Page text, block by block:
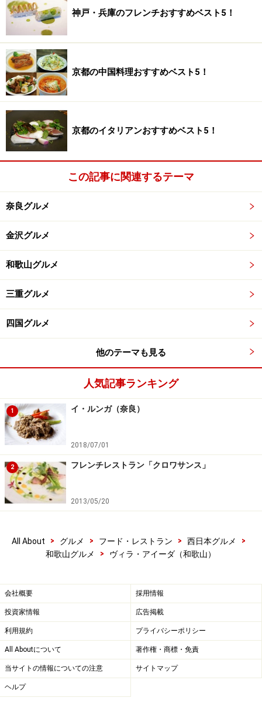
店の裏にある自家農園
「ヴィラ・アイーダ」では、自家栽培の野菜やハーブを
始め、契約農家打田町宮楠さんの野菜など、「地産地
消」をコンセプトに、田舎町で愉しむ郷土料理（＝真の
イタリアン）を、和歌山という地で、再現されていま
す。
自家菜園で採れるオ
リーブ
ています。
最近は、山形の「アル・ケッチァーノ」を始め、地方だ
からこそ描き出すことの出来る「地産地消」の地元イタ
ンとは郷土料理にある」という良い意味での原点回帰な
のでしょう。日本のイタリアン・シーンも、本場イタリ
ア料理の模倣時代から、いよいよ次世代イタリアン（＝
郷土料理）に転換しつつある、実に素晴らしい流れとい
えますね。
どれも凝ったインテリア
ばかり
テーブルを華やかに演出する
小物達
窓からの日差しが心地良い
テーブル席
白を基調とした内装が落ち
次ページでは、野菜満載のコース料理を御紹介します
※記事内容は執筆時点のものです。最新の内容をご確認くださ
次のページへ
神戸・兵庫のフレンチおすすめベスト5！
京都の中国料理おすすめベスト5！
京都のイタリアンおすすめベスト5！
この記事に関連するテーマ
奈良グルメ
金沢グルメ
和歌山グルメ
三重グルメ
四国グルメ
他のテーマも見る
人気記事ランキング
1 イ・ルンガ（奈良）
2018/07/01
2 フレンチレストラン「クロワサンス」
2013/05/20
All About > グルメ > フード・レストラン > 西日本グルメ
>
和歌山グルメ
> ヴィラ・アイーダ（和歌山）
会社概要 採用情報
投資家情報 広告掲載
利用規約 プライバシーポリシー
All Aboutについて 著作権・商標・免責
当サイトの情報についての注意 サイトマップ
ヘルプ